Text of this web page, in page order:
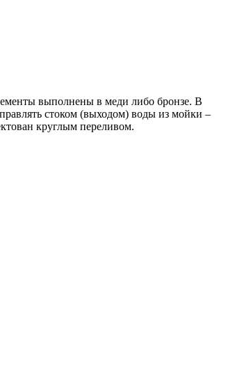
выполнены в меди либо бронзе. В
стоком (выходом) воды из мойки –
круглым переливом.